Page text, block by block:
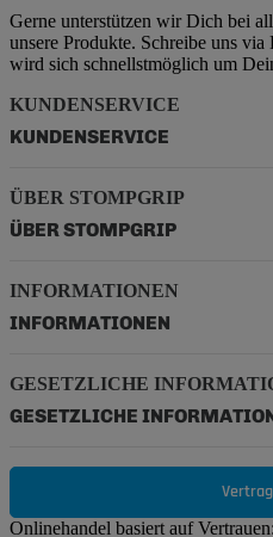
Gerne unterstützen wir Dich bei
unsere Produkte. Schreibe uns
wird sich schnellstmöglich um
KUNDENSERVICE
KUNDENSERVICE
ÜBER STOMPGRIP
ÜBER STOMPGRIP
INFORMATIONEN
INFORMATIONEN
GESETZLICHE
GESETZLICHE
Onlinehandel basiert auf Vertrauen: